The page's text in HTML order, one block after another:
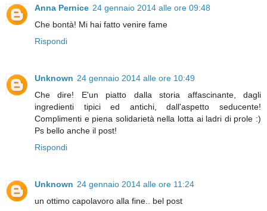
Anna Pernice 24 gennaio 2014 alle ore 09:48
Che bontà! Mi hai fatto venire fame
Rispondi
Unknown 24 gennaio 2014 alle ore 10:49
Che dire! E'un piatto dalla storia affascinante, dagli
ingredienti tipici ed antichi, dall'aspetto seducente!
Complimenti e piena solidarietà nella lotta ai ladri di prole :)
Ps bello anche il post!
Rispondi
Unknown 24 gennaio 2014 alle ore 11:24
un ottimo capolavoro alla fine.. bel post